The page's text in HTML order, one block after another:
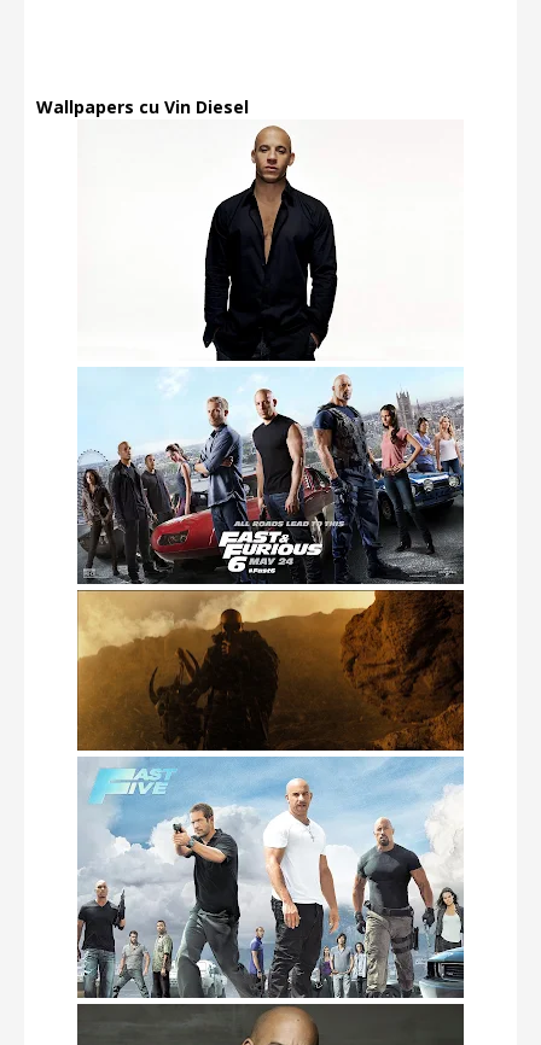
Wallpapers cu Vin Diesel